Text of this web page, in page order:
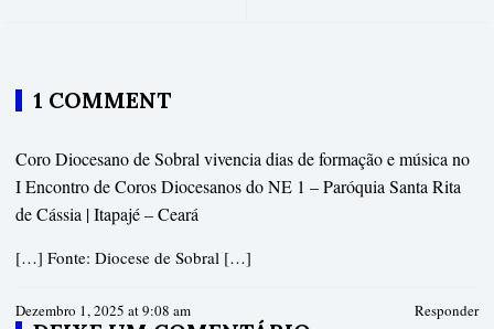
1 COMMENT
Coro Diocesano de Sobral vivencia dias de formação e música no
I Encontro de Coros Diocesanos do NE 1 – Paróquia Santa Rita
de Cássia | Itapajé – Ceará
[…] Fonte: Diocese de Sobral […]
Dezembro 1, 2025 at 9:08 am Responder